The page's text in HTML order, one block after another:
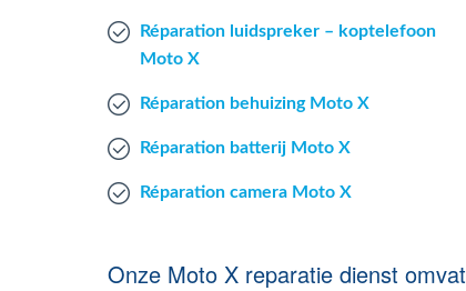
Réparation luidspreker – koptelefoon
Moto X
Réparation behuizing Moto X
Réparation batterij Moto X
Réparation camera Moto X
Onze Moto X reparatie dienst omvat